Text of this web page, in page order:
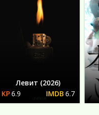
Левит (2026)
6.9
6.7